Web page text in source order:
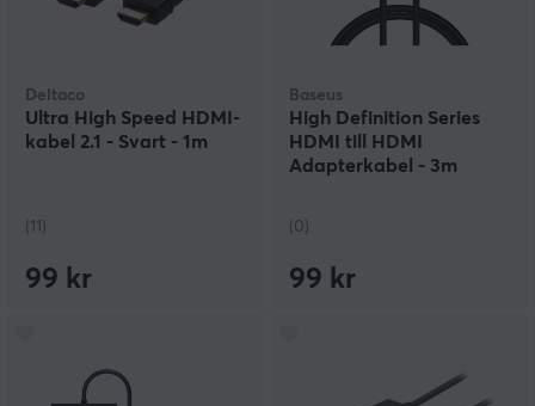
Deltaco
Ultra High Speed HDMI-
kabel 2.1 - Svart - 1m
(11)
99 kr
Baseus
High Definition Series
HDMI till HDMI
Adapterkabel - 3m
(0)
99 kr